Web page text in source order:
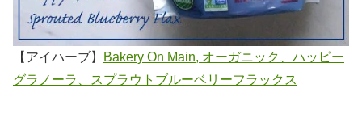
【アイハーブ】
Bakery On Main, オーガニック、ハッピー
グラノーラ、スプラウトブルーベリーフラックス